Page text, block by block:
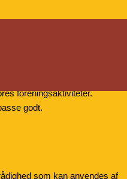
foreningsaktiviteter.
godt.
som kan anvendes af